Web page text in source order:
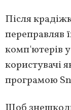
Після
переправляв
комп'ютерів
користувачі
програмою